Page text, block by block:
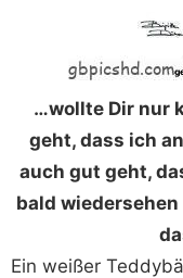
…wollte Dir nur
geht, dass ich
auch gut geht,
bald
Ein weißer